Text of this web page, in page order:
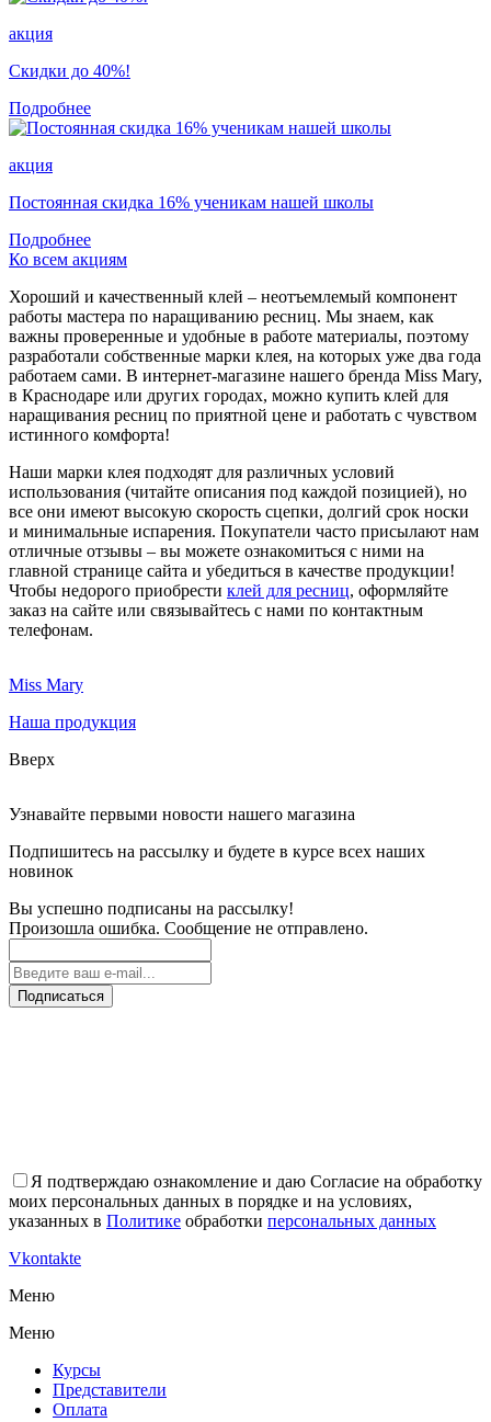
акция
Скидки до 40%!
Подробнее
акция
Постоянная скидка 16% ученикам нашей школы
Подробнее
Ко всем акциям
Хороший и качественный клей – неотъемлемый компонент
работы мастера по наращиванию ресниц. Мы знаем, как
важны проверенные и удобные в работе материалы, поэтому
разработали собственные марки клея, на которых уже два года
работаем сами. В интернет-магазине нашего бренда Miss Mary,
в Краснодаре или других городах, можно купить клей для
наращивания ресниц по приятной цене и работать с чувством
истинного комфорта!
Наши марки клея подходят для различных условий
использования (читайте описания под каждой позицией), но
все они имеют высокую скорость сцепки, долгий срок носки
и минимальные испарения. Покупатели часто присылают нам
отличные отзывы – вы можете ознакомиться с ними на
главной странице сайта и убедиться в качестве продукции!
Чтобы недорого приобрести клей для ресниц, оформляйте
заказ на сайте или связывайтесь с нами по контактным
телефонам.
Miss Mary
Наша продукция
Вверх
Узнавайте первыми новости нашего магазина
Подпишитесь на рассылку и будете в курсе всех наших
новинок
Вы успешно подписаны на рассылку!
Произошла ошибка. Сообщение не отправлено.
Подписаться
Я подтверждаю ознакомление и даю Согласие на обработку
моих персональных данных в порядке и на условиях,
указанных в Политике обработки персональных данных
Vkontakte
Меню
Меню
Курсы
Представители
Оплата